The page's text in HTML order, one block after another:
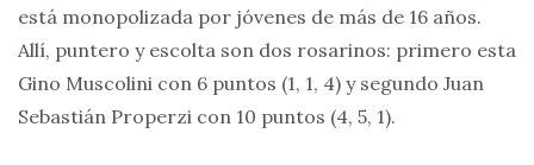
está monopolizada por jóvenes de más de 16 años.
Allí, puntero y escolta son dos rosarinos: primero esta
Gino Muscolini con 6 puntos (1, 1, 4) y segundo Juan
Sebastián Properzi con 10 puntos (4, 5, 1).